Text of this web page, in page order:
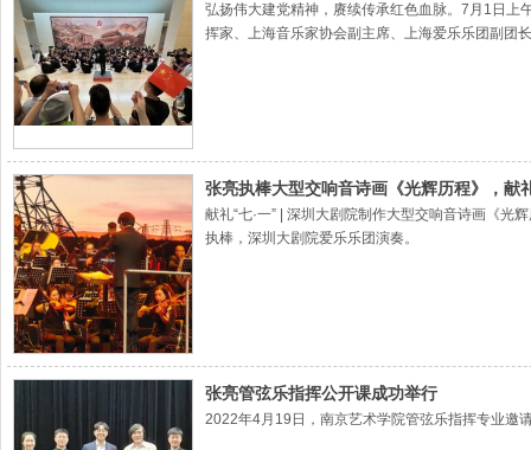
弘扬伟大建党精神，赓续传承红色血脉。7月1日上
挥家、上海音乐家协会副主席、上海爱乐乐团副团
张亮执棒大型交响音诗画《光辉历程》，献
献礼“七·一” | 深圳大剧院制作大型交响音诗画《
执棒，深圳大剧院爱乐乐团演奏。
张亮管弦乐指挥公开课成功举行
2022年4月19日，南京艺术学院管弦乐指挥专业邀